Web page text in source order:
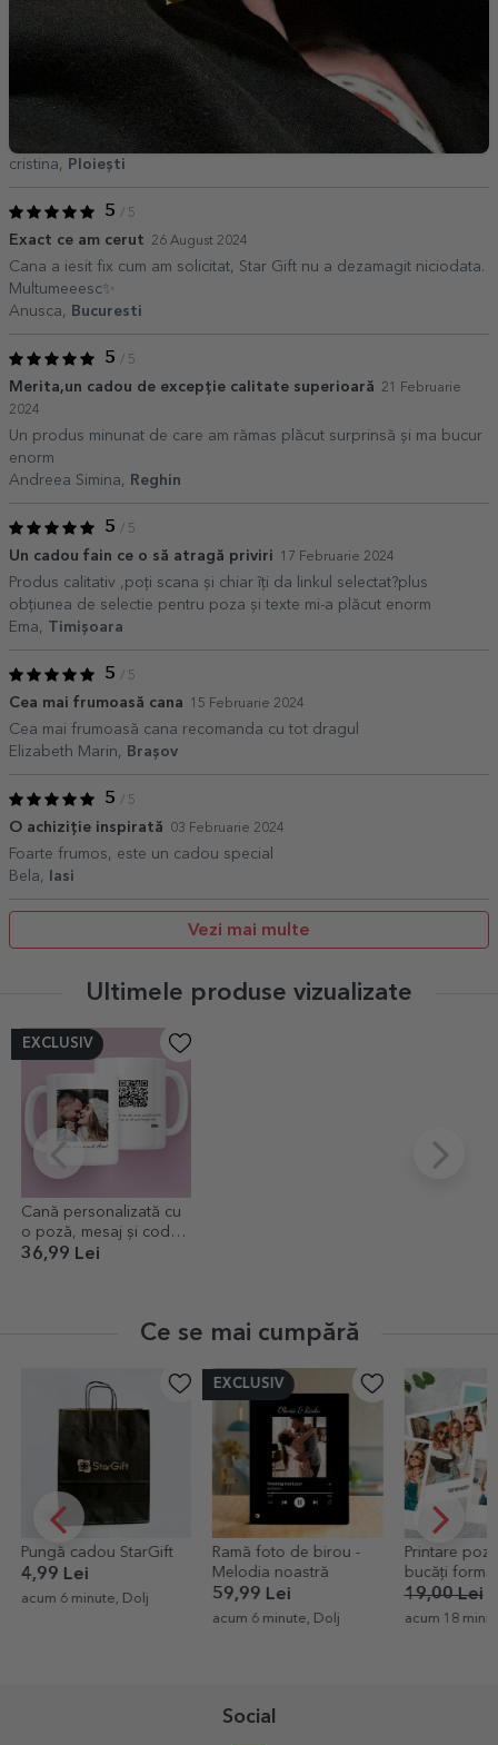
cristina, Ploiești
5 / 5
Exact ce am cerut 26 August 2024
Cana a iesit fix cum am solicitat, Star Gift nu a dezamagit niciodata.
Multumeeesc✨
Anusca,
Bucuresti
5 / 5
Merita,un cadou de excepție calitate superioară
21 Februarie
2024
Un produs minunat de care am rămas plăcut surprinsă și ma bucur
enorm
Andreea Simina,
Reghin
5 / 5
Un cadou fain ce o să atragă priviri 17 Februarie 2024
Produs calitativ ,poți scana și chiar îți da linkul selectat?plus
obțiunea de selectie pentru poza și texte mi-a plăcut enorm
Ema, Timișoara
5 / 5
Cea mai frumoasă cana 15 Februarie 2024
Cea mai frumoasă cana recomanda cu tot dragul
Elizabeth Marin,
Brașov
5 / 5
O achiziție inspirată 03 Februarie 2024
Foarte frumos, este un cadou special
Bela,
Iasi
Vezi mai multe
Ultimele produse vizualizate
EXCLUSIV
Cană personalizată cu
o poză, mesaj și cod
QR
36,99 Lei
Ce se mai cumpără
EXCLUSIV
Ramă foto de birou -
Melodia noastră
59,99 Lei
Printare poze - set de 8
bucăți format polaroid
10x12cm
19,00 Lei
acum 18 minute, Iasi
Card pătrat
personalizat
ta
10,99 Lei
acum 18
Social